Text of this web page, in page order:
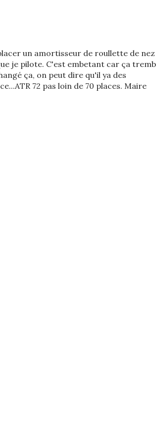
un amortisseur de roullette de nez
je pilote. C'est embetant car ça
ça, on peut dire qu'il ya des
72 pas loin de 70 places. Maire